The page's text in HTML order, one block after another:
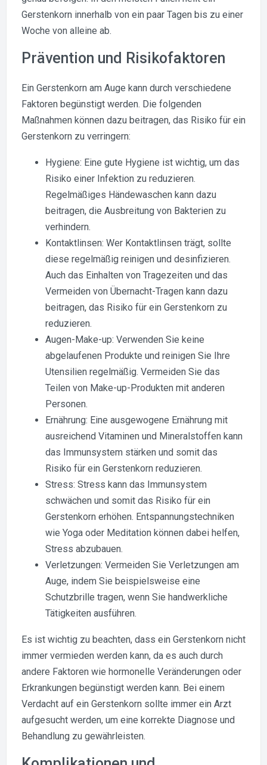
Gerstenkorn innerhalb von ein paar Tagen bis zu einer
Woche von alleine ab.
Prävention und Risikofaktoren
Ein Gerstenkorn am Auge kann durch verschiedene
Faktoren begünstigt werden. Die folgenden
Maßnahmen können dazu beitragen, das Risiko für ein
Gerstenkorn zu verringern:
Hygiene: Eine gute Hygiene ist wichtig, um das
Risiko einer Infektion zu reduzieren.
Regelmäßiges Händewaschen kann dazu
beitragen, die Ausbreitung von Bakterien zu
verhindern.
Kontaktlinsen: Wer Kontaktlinsen trägt, sollte
diese regelmäßig reinigen und desinfizieren.
Auch das Einhalten von Tragezeiten und das
Vermeiden von Übernacht-Tragen kann dazu
beitragen, das Risiko für ein Gerstenkorn zu
reduzieren.
Augen-Make-up: Verwenden Sie keine
abgelaufenen Produkte und reinigen Sie Ihre
Utensilien regelmäßig. Vermeiden Sie das
Teilen von Make-up-Produkten mit anderen
Personen.
Ernährung: Eine ausgewogene Ernährung mit
ausreichend Vitaminen und Mineralstoffen kann
das Immunsystem stärken und somit das
Risiko für ein Gerstenkorn reduzieren.
Stress: Stress kann das Immunsystem
schwächen und somit das Risiko für ein
Gerstenkorn erhöhen. Entspannungstechniken
wie Yoga oder Meditation können dabei helfen,
Stress abzubauen.
Verletzungen: Vermeiden Sie Verletzungen am
Auge, indem Sie beispielsweise eine
Schutzbrille tragen, wenn Sie handwerkliche
Tätigkeiten ausführen.
Es ist wichtig zu beachten, dass ein Gerstenkorn nicht
immer vermieden werden kann, da es auch durch
andere Faktoren wie hormonelle Veränderungen oder
Erkrankungen begünstigt werden kann. Bei einem
Verdacht auf ein Gerstenkorn sollte immer ein Arzt
aufgesucht werden, um eine korrekte Diagnose und
Behandlung zu gewährleisten.